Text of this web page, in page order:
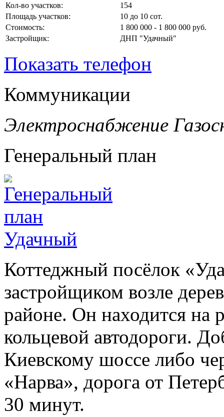
Кол-во участков:
154
Площадь участков:
10 до 10 сот.
Стоимость:
1 800 000 - 1 800 000 руб.
Застройщик:
ДНП "Удачный"
Показать телефон
Коммуникации
Электроснабжение
Генеральный план
Коттеджный посёлок
застройщиком возле
районе. Он находится на
кольцевой автодороги.
Киевскому шоссе либо
«Нарва», дорога от
30 минут.